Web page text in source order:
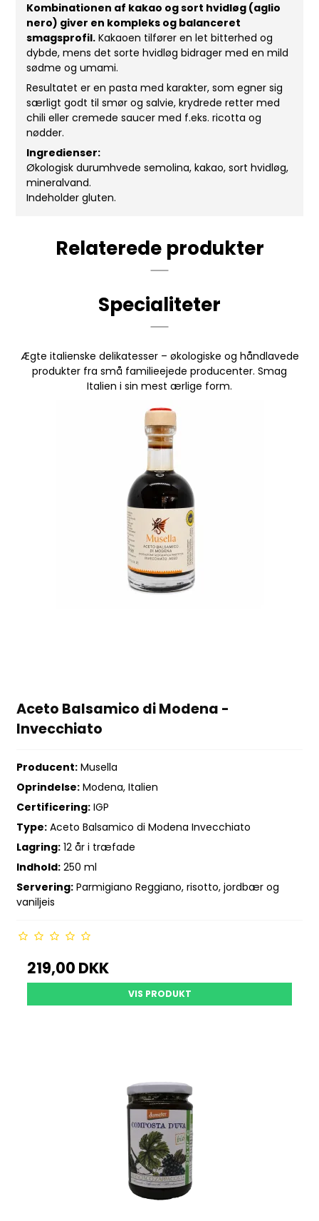
Kombinationen af kakao og sort hvidløg (aglio
nero) giver en kompleks og balanceret
smagsprofil. Kakaoen tilfører en let bitterhed og
dybde, mens det sorte hvidløg bidrager med en mild
sødme og umami.
Resultatet er en pasta med karakter, som egner sig
særligt godt til smør og salvie, krydrede retter med
chili eller cremede saucer med f.eks. ricotta og
nødder.
Ingredienser:
Økologisk durumhvede semolina, kakao, sort hvidløg,
mineralvand.
Indeholder gluten.
Relaterede produkter
Specialiteter
Ægte italienske delikatesser – økologiske og håndlavede
produkter fra små familieejede producenter. Smag
Italien i sin mest ærlige form.
Aceto Balsamico di Modena -
Invecchiato
Producent: Musella
Oprindelse: Modena, Italien
Certificering: IGP
Type: Aceto Balsamico di Modena Invecchiato
Lagring: 12 år i træfade
Indhold: 250 ml
Servering: Parmigiano Reggiano, risotto, jordbær og
vaniljeis
219,00 DKK
VIS PRODUKT